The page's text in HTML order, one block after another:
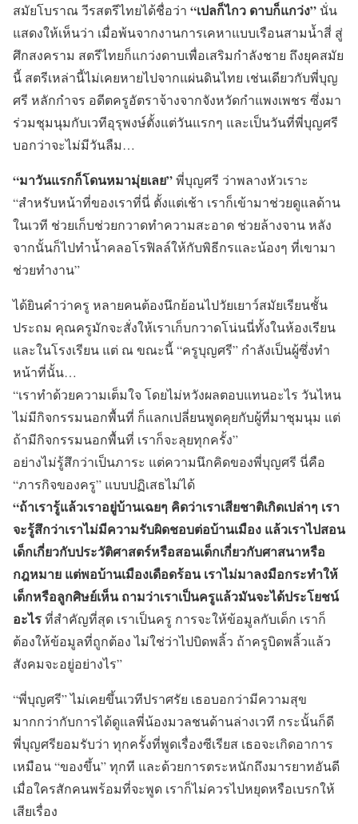
สมัยโบราณ วีรสตรีไทยได้ชื่อว่า “เปลก็ไกว ดาบก็แกว่ง” นั่น
แสดงให้เห็นว่า เมื่อพ้นจากงานการเคหาแบบเรือนสามน้ำสี่ สู่
ศึกสงคราม สตรีไทยก็แกว่งดาบเพื่อเสริมกำลังชาย ถึงยุคสมัย
นี้ สตรีเหล่านี้ไม่เคยหายไปจากแผ่นดินไทย เช่นเดียวกับพี่บุญ
ศรี หลักกำจร อดีตครูอัตราจ้างจากจังหวัดกำแพงเพชร ซึ่งมา
ร่วมชุมนุมกับเวทีอุรุพงษ์ตั้งแต่วันแรกๆ และเป็นวันที่พี่บุญศรี
บอกว่าจะไม่มีวันลืม…
“มาวันแรกก็โดนหมามุ่ยเลย”พี่บุญศรี ว่าพลางหัวเราะ
“สำหรับหน้าที่ของเราที่นี่ ตั้งแต่เช้า เราก็เข้ามาช่วยดูแลด้าน
ในเวที ช่วยเก็บช่วยกวาดทำความสะอาด ช่วยล้างจาน หลัง
จากนั้นก็ไปทำน้ำคลอโรฟิลล์ให้กับพิธีกรและน้องๆ ที่เขามา
ช่วยทำงาน”
ได้ยินคำว่าครู หลายคนต้องนึกย้อนไปวัยเยาว์สมัยเรียนชั้น
ประถม คุณครูมักจะสั่งให้เราเก็บกวาดโน่นนี่ทั้งในห้องเรียน
และในโรงเรียน แต่ ณ ขณะนี้ “ครูบุญศรี” กำลังเป็นผู้ซึ่งทำ
หน้าที่นั้น…
“เราทำด้วยความเต็มใจ โดยไม่หวังผลตอบแทนอะไร วันไหน
ไม่มีกิจกรรมนอกพื้นที่ ก็แลกเปลี่ยนพูดคุยกับผู้ที่มาชุมนุม แต่
ถ้ามีกิจกรรมนอกพื้นที่ เราก็จะลุยทุกครั้ง”
อย่างไม่รู้สึกว่าเป็นภาระ แต่ความนึกคิดของพี่บุญศรี นี่คือ
“ภารกิจของครู” แบบปฏิเสธไม่ได้
“ถ้าเรารู้แล้วเราอยู่บ้านเฉยๆ คิดว่าเราเสียชาติเกิดเปล่าๆ เรา
จะรู้สึกว่าเราไม่มีความรับผิดชอบต่อบ้านเมือง แล้วเราไปสอน
เด็กเกี่ยวกับประวัติศาสตร์หรือสอนเด็กเกี่ยวกับศาสนาหรือ
กฎหมาย แต่พอบ้านเมืองเดือดร้อน เราไม่มาลงมือกระทำให้
เด็กหรือลูกศิษย์เห็น ถามว่าเราเป็นครูแล้วมันจะได้ประโยชน์
อะไรที่สำคัญที่สุด เราเป็นครู การจะให้ข้อมูลกับเด็ก เราก็
ต้องให้ข้อมูลที่ถูกต้อง ไม่ใช่ว่าไปบิดพลิ้ว ถ้าครูบิดพลิ้วแล้ว
สังคมจะอยู่อย่างไร”
“พี่บุญศรี” ไม่เคยขึ้นเวทีปราศรัย เธอบอกว่ามีความสุข
มากกว่ากับการได้ดูแลพี่น้องมวลชนด้านล่างเวที กระนั้นก็ดี
พี่บุญศรียอมรับว่า ทุกครั้งที่พูดเรื่องซีเรียส เธอจะเกิดอาการ
เหมือน “ของขึ้น” ทุกที และด้วยการตระหนักถึงมารยาทอันดี
เมื่อใครสักคนพร้อมที่จะพูด เราก็ไม่ควรไปหยุดหรือเบรกให้
เสียเรื่อง